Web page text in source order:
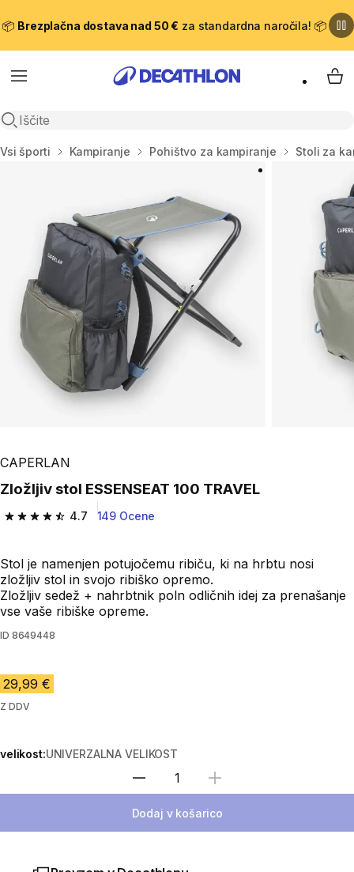
📦 Brezplačna dostava nad 50 € za standardna naročila! 📦
Meni
Odpri iskanje
Domov
Vsi športi Kampiranje Pohištvo za kampiranje Stoli za
CAPERLAN
Zložljiv stol ESSENSEAT 100 TRAVEL
4.7
4.7 od 5 zvezdic from 149 ocene
149 Ocene
Stol je namenjen potujočemu ribiču, ki na hrbtu nosi
zložljiv stol in svojo ribiško opremo.
Zložljiv sedež + nahrbtnik poln odličnih idej za prenašanje
vse vaše ribiške opreme.
ID 8649448
29,99 €
Z DDV
velikost:UNIVERZALNA VELIKOST
Izberite količino
Dodaj v košarico